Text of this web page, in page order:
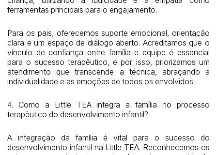
ferramentas principais para o engajamento.
Para os pais, oferecemos suporte emocional, orientação
clara e um espaço de diálogo aberto. Acreditamos que o
vínculo de confiança entre família e equipe é essencial
para o sucesso terapêutico, e por isso, priorizamos um
atendimento que transcende a técnica, abraçando a
individualidade e as emoções de todos os envolvidos.
4. Como a Little TEA integra a família no processo
terapêutico do desenvolvimento infantil?
A integração da família é vital para o sucesso do
desenvolvimento infantil na Little TEA. Reconhecemos os